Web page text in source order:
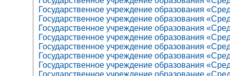
Государственное учреждение образования
Государственное учреждение образования
Государственное учреждение образования
Государственное учреждение образования
Государственное учреждение образования
Государственное учреждение образования
Государственное учреждение образования
Государственное учреждение образование